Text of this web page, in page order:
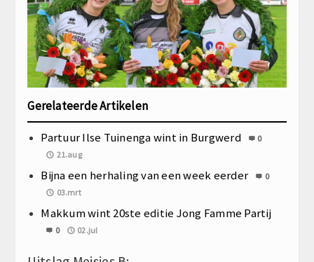
Gerelateerde Artikelen
Partuur Ilse Tuinenga wint in Burgwerd
0
21.aug
Bijna een herhaling van een week eerder
0
03.mrt
Makkum wint 20ste editie Jong Famme Partij
0 02.jul